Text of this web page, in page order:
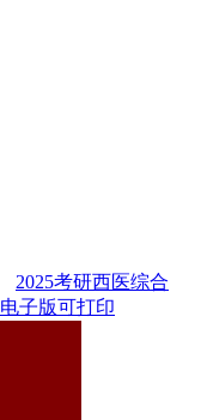
2025考研西医综合
子版可打印